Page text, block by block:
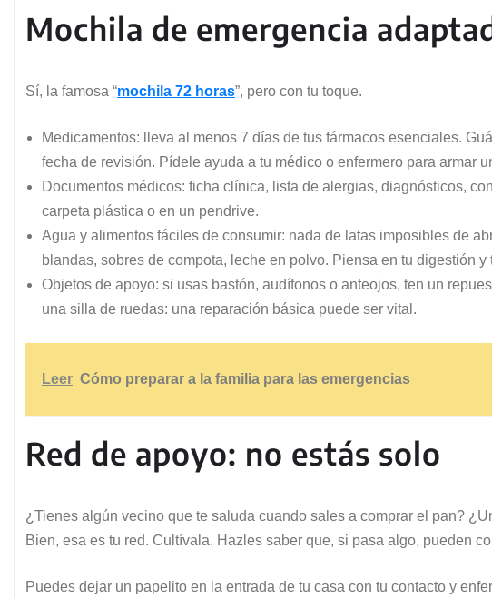
Mochila de emergencia
Sí, la famosa “mochila 72 horas”, pero con tu toque.
Medicamentos: lleva al menos 7 días de tus fármacos esenciales.
fecha de revisión. Pídele ayuda a tu médico o enfermero para armar
Documentos médicos: ficha clínica, lista de alergias, diagnósticos,
carpeta plástica o en un pendrive.
Agua y alimentos fáciles de consumir: nada de latas imposibles de
blandas, sobres de compota, leche en polvo. Piensa en tu digestión y
Objetos de apoyo: si usas bastón, audífonos o anteojos, ten un
una silla de ruedas: una reparación básica puede ser vital.
Leer Cómo preparar a la familia para las emergencias
Red de apoyo: no estás solo
¿Tienes algún vecino que te saluda cuando sales a comprar el pan?
Bien, esa es tu red. Cultívala. Hazles saber que, si pasa algo, pueden
Puedes dejar un papelito en la entrada de tu casa con tu contacto y